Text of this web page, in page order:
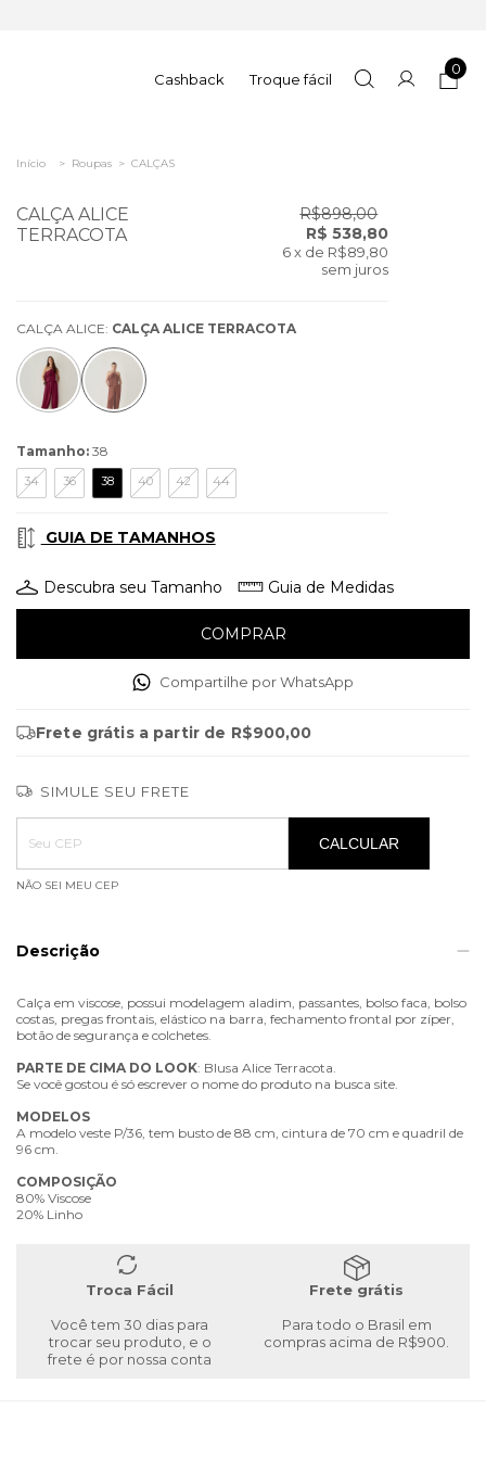
Cashback Troque fácil
0
Início > Roupas > CALÇAS
CALÇA ALICE
TERRACOTA
R$898,00
R$ 538,80
6 x de R$89,80
sem juros
CALÇA ALICE: CALÇA ALICE TERRACOTA
Tamanho: 38
34 36 38 40 42 44
GUIA DE TAMANHOS
Descubra seu Tamanho Guia de Medidas
Compartilhe por WhatsApp
Frete grátis a partir de R$900,00
SIMULE SEU FRETE
Entregas para o CEP:
ALTERAR CEP
CALCULAR
NÃO SEI MEU CEP
Descrição
Calça em viscose, possui modelagem aladim, passantes, bolso faca, bolso
costas, pregas frontais, elástico na barra, fechamento frontal por zíper,
botão de segurança e colchetes.
PARTE DE CIMA DO LOOK: Blusa Alice Terracota.
Se você gostou é só escrever o nome do produto na busca site.
MODELOS
A modelo veste P/36, tem busto de 88 cm, cintura de 70 cm e quadril de
96 cm.
COMPOSIÇÃO
80% Viscose
20% Linho
Troca Fácil
Você tem 30 dias para
trocar seu produto, e o
frete é por nossa conta
Frete grátis
Para todo o Brasil em
compras acima de R$900.